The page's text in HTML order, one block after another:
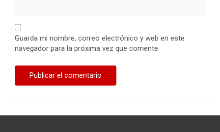
Guarda mi nombre, correo electrónico y web en este
navegador para la próxima vez que comente.